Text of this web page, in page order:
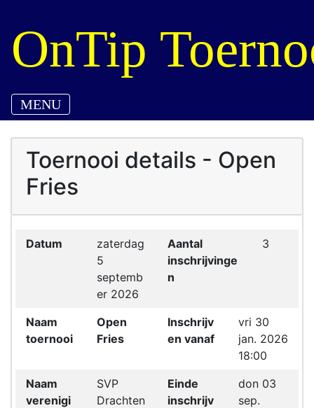
OnTip
MENU
Toernooi details - Open
Fries
Datum
zaterdag
5
septemb
er 2026
Aantal
inschrijvinge
n
3
Naam
toernooi
Open
Fries
Inschrijv
en vanaf
vri 30
jan. 2026
18:00
Naam
verenigi
SVP
Drachten
Einde
inschrijv
don 03
sep.